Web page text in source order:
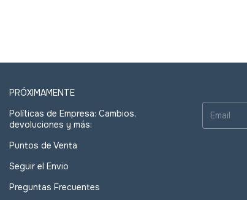
PRÓXIMAMENTE
Políticas de Empresa: Cambios,
devoluciones y más:
Puntos de Venta
Seguir el Envio
Preguntas Frecuentes